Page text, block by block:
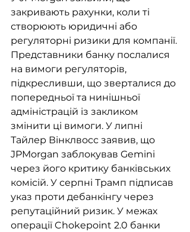
закривають рахунки, коли ті
створюють юридичні або
регуляторні ризики для компанії.
Представники банку послалися
на вимоги регуляторів,
підкресливши, що зверталися до
попередньої та нинішньої
адміністрацій із закликом
змінити ці вимоги. У липні
Тайлер Вінклвосс заявив, що
JPMorgan заблокував Gemini
через його критику банківських
комісій. У серпні Трамп підписав
указ проти дебанкінгу через
репутаційний ризик. У межах
операції Chokepoint 2.0 банки